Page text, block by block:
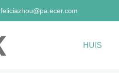
feliciazhou@pa.ecer.com
HUIS